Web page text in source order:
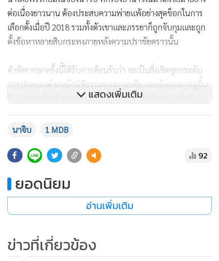
ต่อเนื่องยาวนาน ต้องประสบความพ่ายแพ้อย่างสุดช็อกในการ
เลือกตั้งเมื่อปี 2018 รวมทั้งตัวเขาและภรรยาก็ถูกจับกุมและถูก
ตั้งข้อหาหลายสิบกระทงภายหลังความปราชัยคราวนั้น
คำพิพากษาครั้งนี้ได้รับการต้อนรับว่า จะเป็นสิ่งเชิดชูยกระดับ
การปกครองด้วยหลักนิติธรรมของมาเลเซีย และยังคงปรากฏขึ้น
ถึงแม้พวกพันธมิตรทางการเมืองของนาจิบกำลังหวนกลับคืนมา
ครองอำนาจได้สำเร็จตั้งแต่เมื่อตอนต้นปีนี้ ในฐานะเป็นส่วนหนึ่ง
ของคณะรัฐบาลผสมชุดปัจจุบัน
ในคำตัดสิน ผู้พิพากษา นัซลัน โมฮาหมัด กาซาลี แห่งศาลสูงของ
ฟ้องร้อง ซึ่งเป็นส่วนที่เกี่ยวข้องเฉพาะแค่การโอนเงินจำนวน 42
ล้านริงกิต (9.9 ล้านดอลลาร์) จากกิจการหนึ่งในเครือของกองทุน
1 เอ็มดีบี มาเข้าบัญชีธนาคารของอดีตนายกฯผู้นี้
นักการเมืองทรงอิทธิพลผู้นี้ที่บิดาของเขาก็เคยเป็นนายก
รัฐมนตรีมาเลเซีย ได้ปฏิเสธอย่างกราดเกรี้ยวว่าไม่ได้ทำความผิด
แสดงเพิ่มเติม
นาจิบ 1 MDB
92
ยอดนิยม
อ่านเพิ่มเติม
ข่าวที่เกี่ยวข้อง